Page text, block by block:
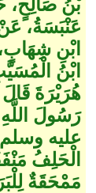
بْنُ صَالِحٍ،
عَنْبَسَةُ،
ابْنِ
ابْنُ
هُرَيْرَةَ
رَسُولَ
عليه
الْحَلِفُ
مَمْحَقَةٌ